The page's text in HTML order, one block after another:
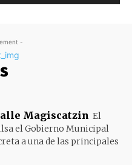
-
Magiscatzin El
el Gobierno Municipal
a una de las principales